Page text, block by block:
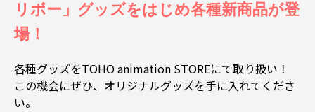
リボー」グッズをはじめ各種新商品が登
場！
各種グッズをTOHO animation STOREにて取り扱い！
この機会にぜひ、オリジナルグッズを手に入れてくださ
い。